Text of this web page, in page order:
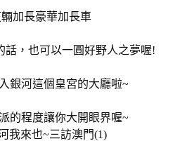
加長豪華加長車
話，也可以一圓好野人之夢喔!
銀河這個皇宮的大廳啦~
的程度讓你大開眼界喔~